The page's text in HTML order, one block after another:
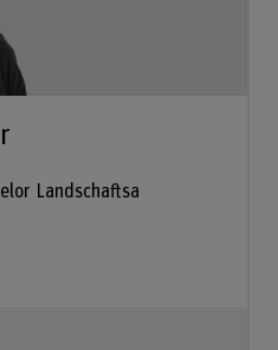
Landschaftsa